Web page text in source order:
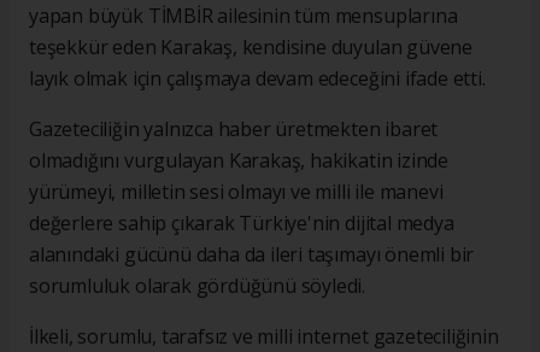
yapan büyük TİMBİR ailesinin tüm mensuplarına
teşekkür eden Karakaş, kendisine duyulan güvene
layık olmak için çalışmaya devam edeceğini ifade etti.
Gazeteciliğin yalnızca haber üretmekten ibaret
olmadığını vurgulayan Karakaş, hakikatin izinde
yürümeyi, milletin sesi olmayı ve milli ile manevi
değerlere sahip çıkarak Türkiye'nin dijital medya
alanındaki gücünü daha da ileri taşımayı önemli bir
sorumluluk olarak gördüğünü söyledi.
İlkeli, sorumlu, tarafsız ve milli internet gazeteciliğinin